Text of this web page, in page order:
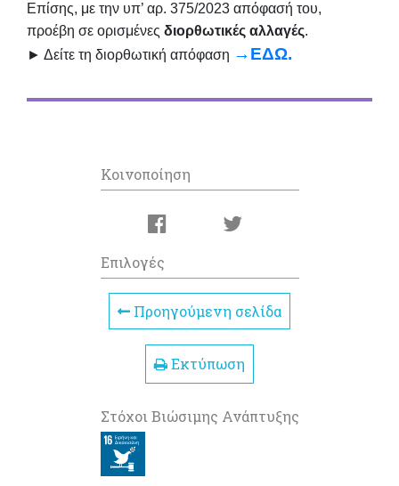
Επίσης, με την υπ’ αρ. 375/2023 απόφασή του,
προέβη σε ορισμένες διορθωτικές αλλαγές.
► Δείτε τη διορθωτική απόφαση →ΕΔΩ.
Κοινοποίηση
Επιλογές
Προηγούμενη σελίδα
Εκτύπωση
Στόχοι Βιώσιμης Ανάπτυξης